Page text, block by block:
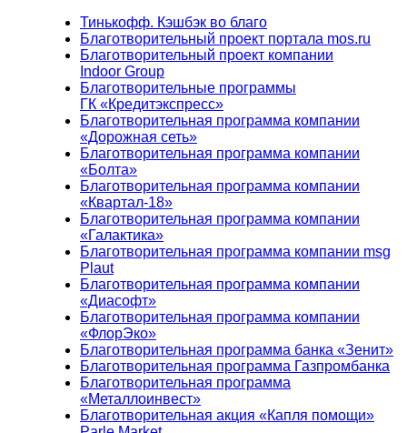
Тинькофф. Кэшбэк во благо
Благотворительный проект портала mos.ru
Благотворительный проект компании
Indoor Group
Благотворительные программы
ГК «Кредитэкспресс»
Благотворительная программа компании
«Дорожная сеть»
Благотворительная программа компании
«Болта»
Благотворительная программа компании
«Квартал-18»
Благотворительная программа компании
«Галактика»
Благотворительная программа компании msg
Plaut
Благотворительная программа компании
«Диасофт»
Благотворительная программа компании
«ФлорЭко»
Благотворительная программа банка «Зенит»
Благотворительная программа Газпромбанка
Благотворительная программа
«Металлоинвест»
Благотворительная акция «Капля помощи»